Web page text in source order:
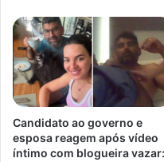
Candidato ao governo e
esposa reagem após vídeo
íntimo com blogueira vazar: